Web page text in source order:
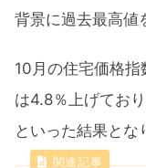
背景に過去最高値
10月の住宅価格
は4.8％上げてお
といった結果とな